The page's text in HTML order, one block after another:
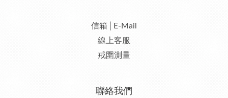
信箱│E-Mail
線上客服
戒圍測量
聯絡我們